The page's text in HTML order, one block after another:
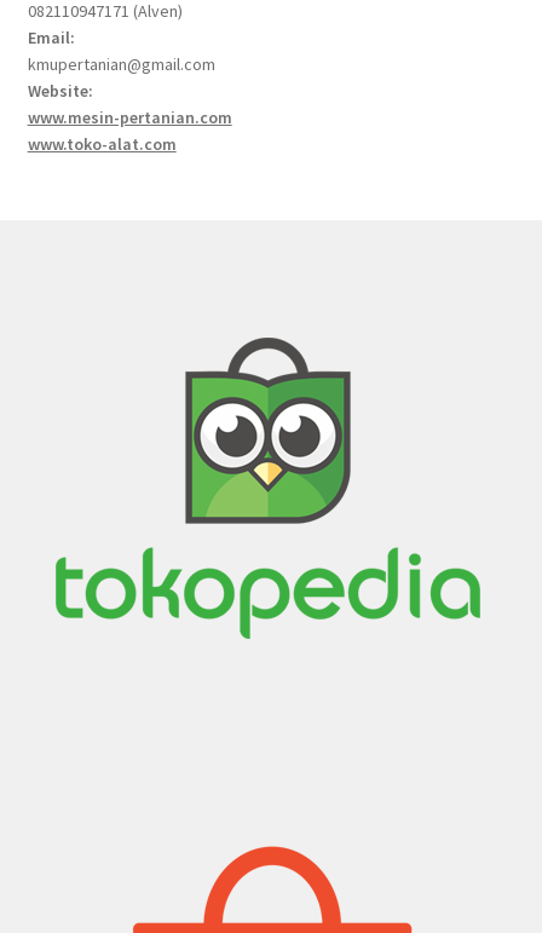
082110947171 (Alven)
Email:
kmupertanian@gmail.com
Website:
www.mesin-pertanian.com
www.toko-alat.com